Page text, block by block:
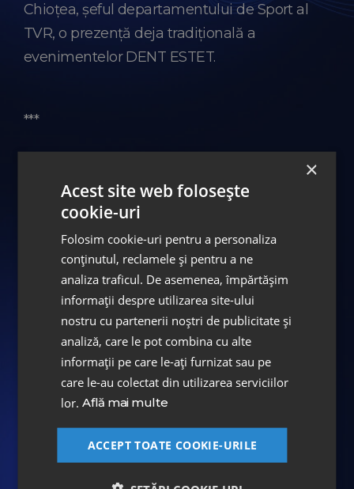
Chioțea, șeful departamentului de Sport al
TVR, o prezență deja tradițională a
evenimentelor DENT ESTET.
***
Despre DENT ESTET
Grupul DENT ESTET a fost înființat în anul
1999, iar în prezent este lider de piață
consacrat în domeniul serviciilor de medicină
dentară din România. În cei 23 de ani de
existență, echipa s-a extins la un număr de
aproximativ 500 de angajați și colaboratori,
dintre care 158 sunt medici.
DENT ESTET reconfirmă și în 2021 poziția de
afaceri de 107,6 milioane de lei in 2021, în
creștere cu 60% față de 2020.
×
Acest site web folosește
cookie-uri
Folosim cookie-uri pentru a personaliza
conținutul, reclamele și pentru a ne
analiza traficul. De asemenea, împărtășim
informații despre utilizarea site-ului
nostru cu partenerii noștri de publicitate și
analiză, care le pot combina cu alte
informații pe care le-ați furnizat sau pe
care le-au colectat din utilizarea serviciilor
lor.Află mai multe
ACCEPT TOATE COOKIE-URILE